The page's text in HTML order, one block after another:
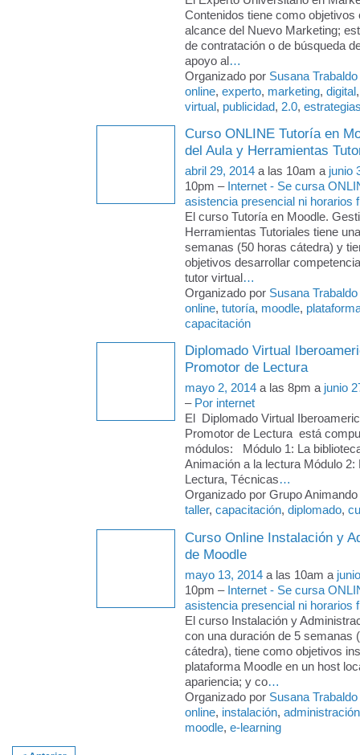
Contenidos tiene como objetivos
alcance del Nuevo Marketing;
de contratación o de búsqueda
apoyo al…
Organizado por Susana Trabaldo
online, experto, marketing, digital
virtual, publicidad, 2.0,
Curso ONLINE Tutoría en
del Aula y Herramientas
abril 29, 2014 a las 10am a junio
10pm – Internet - Se cursa
asistencia presencial ni horarios
El curso Tutoría en Moodle.
Herramientas Tutoriales tiene
semanas (50 horas cátedra) y
objetivos desarrollar
tutor virtual…
Organizado por Susana Trabaldo
online, tutoría, moodle,
capacitación
Diplomado Virtual
Promotor de Lectura
mayo 2, 2014 a las 8pm a junio
– Por internet
El Diplomado Virtual
Promotor de Lectura está
módulos: Módulo 1: La
Animación a la lectura Módulo 2:
Lectura, Técnicas…
Organizado por Grupo
taller, capacitación, diplomado,
Curso Online Instalación y
de Moodle
mayo 13, 2014 a las 10am a
10pm – Internet - Se cursa
asistencia presencial ni horarios
El curso Instalación y
con una duración de 5 semanas
cátedra), tiene como objetivos
plataforma Moodle en un host
apariencia; y co…
Organizado por Susana Trabaldo
online, instalación, administración
moodle, e-learning